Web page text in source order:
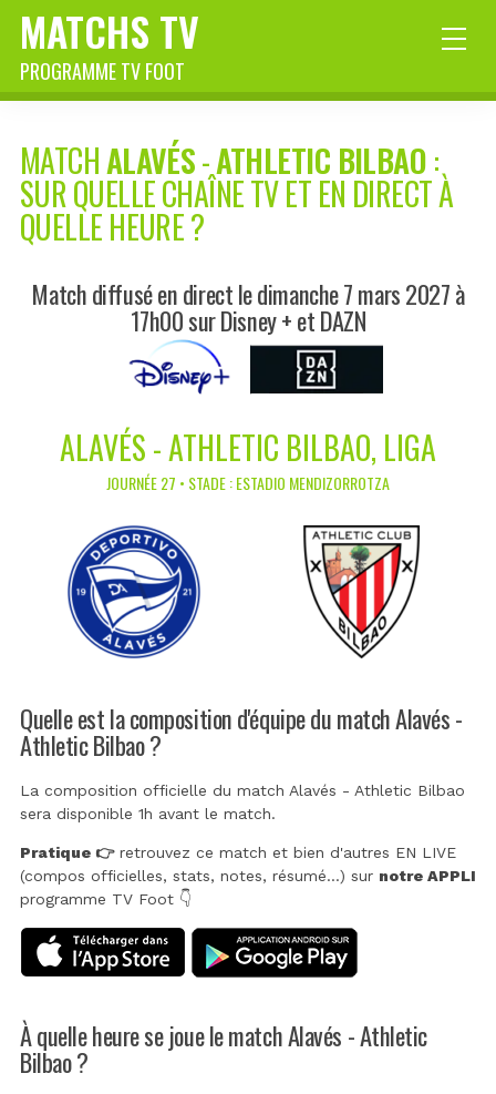
MATCHS TV
PROGRAMME TV FOOT
MATCHALAVÉS-ATHLETIC BILBAO:
SUR QUELLE CHAÎNE TV ET EN DIRECT À
QUELLE HEURE ?
Match diffusé en direct le dimanche 7 mars 2027 à
17h00 sur Disney + et DAZN
ALAVÉS - ATHLETIC BILBAO, LIGA
JOURNÉE 27 • STADE : ESTADIO MENDIZORROTZA
Quelle est la composition d'équipe du match Alavés -
Athletic Bilbao ?
La composition officielle du match Alavés - Athletic Bilbao
sera disponible 1h avant le match.
Pratique 👉retrouvez ce match et bien d'autres EN LIVE
(compos officielles, stats, notes, résumé...) sur notre APPLI
programme TV Foot 👇
À quelle heure se joue le match Alavés - Athletic
Bilbao ?